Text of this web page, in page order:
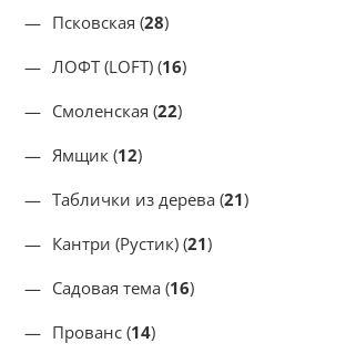
Псковская (28)
ЛОФТ (LOFT) (16)
Смоленская (22)
Ямщик (12)
Таблички из дерева (21)
Кантри (Рустик) (21)
Садовая тема (16)
Прованс (14)